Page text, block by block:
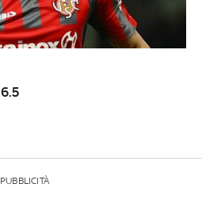
6.5
PUBBLICITÀ